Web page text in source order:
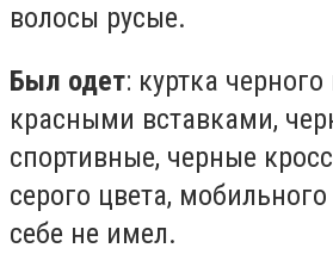
волосы русые.
Был одет: куртка черного
красными вставками,
спортивные, черные
серого цвета,
себе не имел.